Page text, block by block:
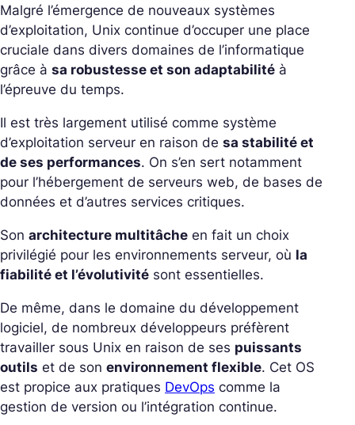
Malgré l’émergence de nouveaux systèmes
d’exploitation, Unix continue d’occuper une place
cruciale dans divers domaines de l’informatique
grâce à sa robustesse et son adaptabilité à
l’épreuve du temps.
Il est très largement utilisé comme système
d’exploitation serveur en raison de sa stabilité et
de ses performances. On s’en sert notamment
pour l’hébergement de serveurs web, de bases de
données et d’autres services critiques.
Son architecture multitâche en fait un choix
privilégié pour les environnements serveur, où la
fiabilité et l’évolutivité sont essentielles.
De même, dans le domaine du développement
logiciel, de nombreux développeurs préfèrent
travailler sous Unix en raison de ses puissants
outils et de son environnement flexible. Cet OS
est propice aux pratiques DevOps comme la
gestion de version ou l’intégration continue.